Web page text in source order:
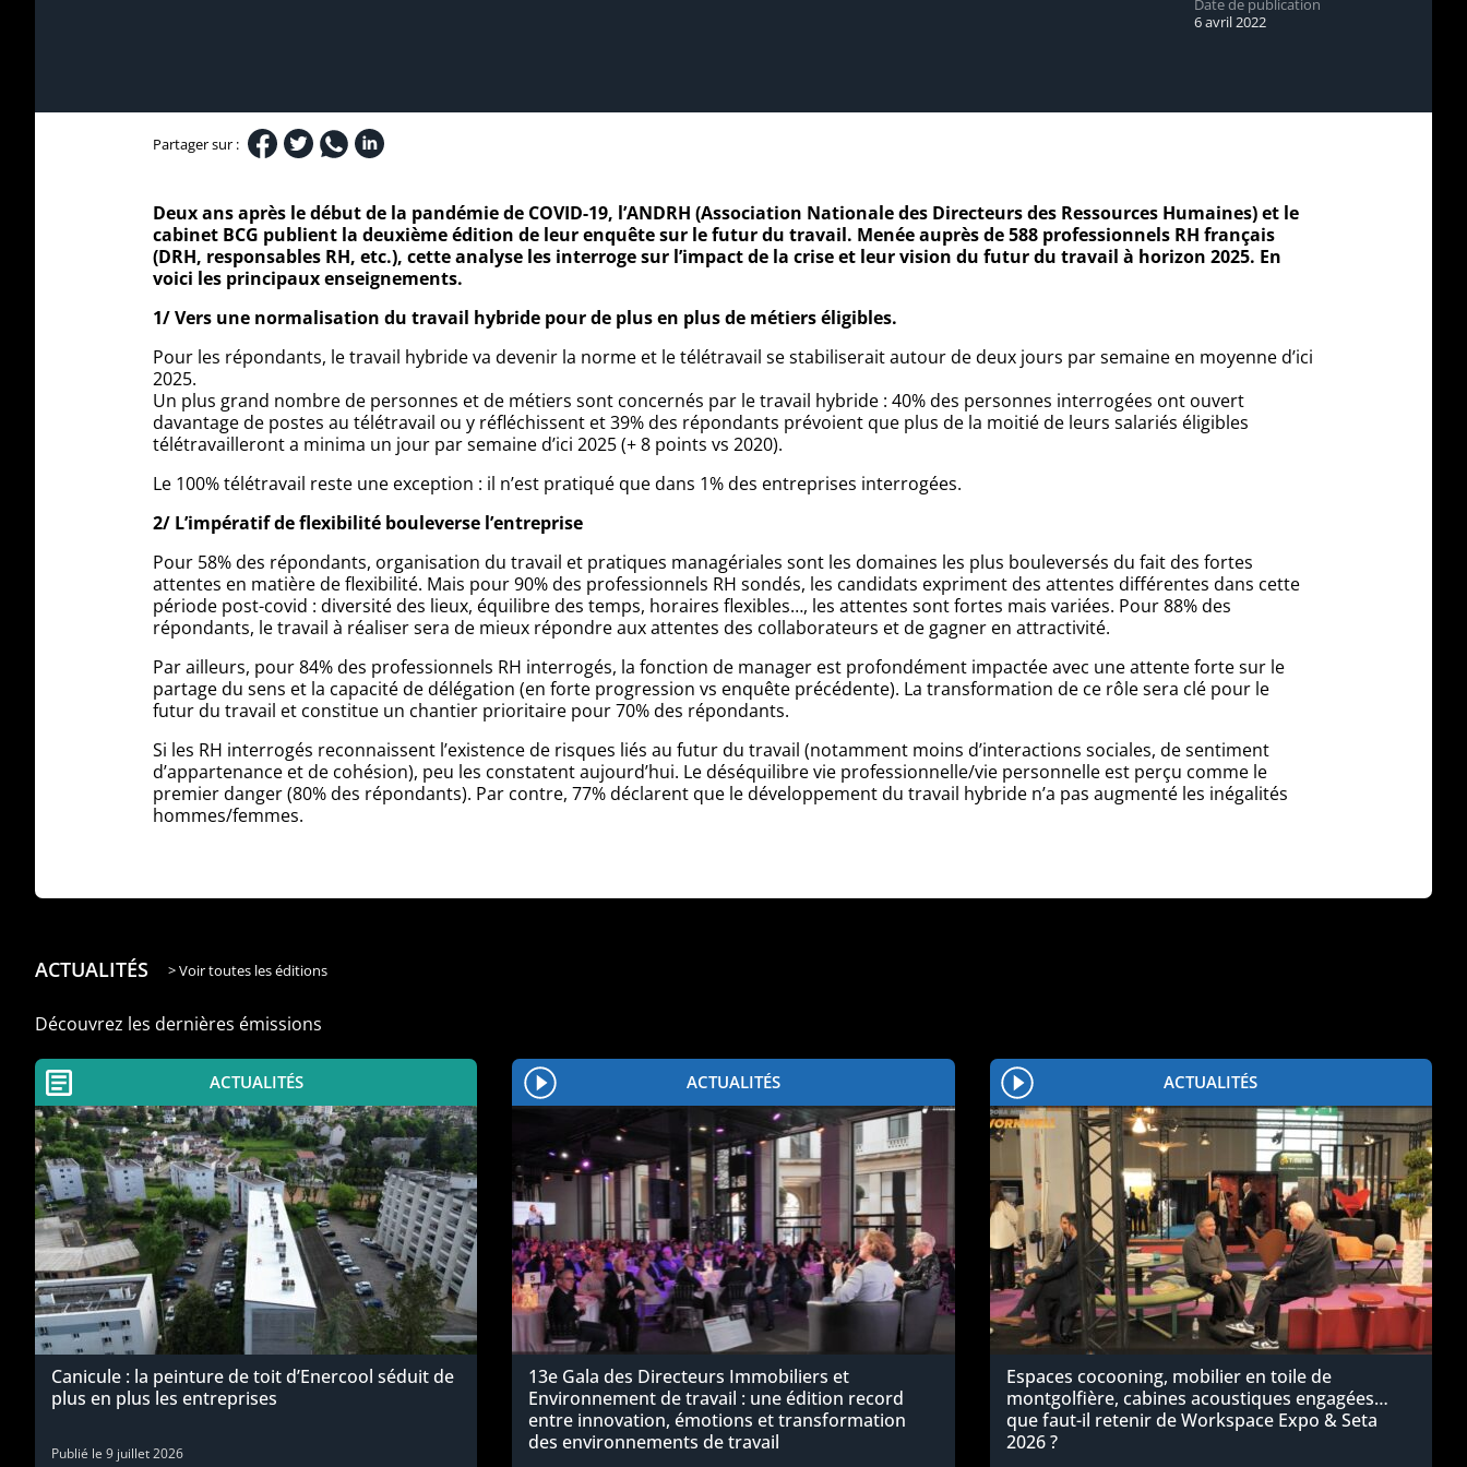
Date de publication
6 avril 2022
Partager sur :
Deux ans après le début de la pandémie de COVID-19, l’ANDRH (Association Nationale des Directeurs des Ressources Humaines) et le
cabinet BCG publient la deuxième édition de leur enquête sur le futur du travail. Menée auprès de 588 professionnels RH français
(DRH, responsables RH, etc.), cette analyse les interroge sur l’impact de la crise et leur vision du futur du travail à horizon 2025. En
voici les principaux enseignements.
1/ Vers une normalisation du travail hybride pour de plus en plus de métiers éligibles.
Pour les répondants, le travail hybride va devenir la norme et le télétravail se stabiliserait autour de deux jours par semaine en moyenne d’ici
2025.
Un plus grand nombre de personnes et de métiers sont concernés par le travail hybride : 40% des personnes interrogées ont ouvert
davantage de postes au télétravail ou y réfléchissent et 39% des répondants prévoient que plus de la moitié de leurs salariés éligibles
télétravailleront a minima un jour par semaine d’ici 2025 (+ 8 points vs 2020).
Le 100% télétravail reste une exception : il n’est pratiqué que dans 1% des entreprises interrogées.
2/ L’impératif de flexibilité bouleverse l’entreprise
Pour 58% des répondants, organisation du travail et pratiques managériales sont les domaines les plus bouleversés du fait des fortes
attentes en matière de flexibilité. Mais pour 90% des professionnels RH sondés, les candidats expriment des attentes différentes dans cette
période post-covid : diversité des lieux, équilibre des temps, horaires flexibles…, les attentes sont fortes mais variées. Pour 88% des
répondants, le travail à réaliser sera de mieux répondre aux attentes des collaborateurs et de gagner en attractivité.
Par ailleurs, pour 84% des professionnels RH interrogés, la fonction de manager est profondément impactée avec une attente forte sur le
partage du sens et la capacité de délégation (en forte progression vs enquête précédente). La transformation de ce rôle sera clé pour le
futur du travail et constitue un chantier prioritaire pour 70% des répondants.
Si les RH interrogés reconnaissent l’existence de risques liés au futur du travail (notamment moins d’interactions sociales, de sentiment
d’appartenance et de cohésion), peu les constatent aujourd’hui. Le déséquilibre vie professionnelle/vie personnelle est perçu comme le
premier danger (80% des répondants). Par contre, 77% déclarent que le développement du travail hybride n’a pas augmenté les inégalités
hommes/femmes.
ACTUALITÉS > Voir toutes les éditions
Découvrez les dernières émissions
ACTUALITÉS
Canicule : la peinture de toit d’Enercool séduit de
plus en plus les entreprises
Publié le 9 juillet 2026
ACTUALITÉS
13e Gala des Directeurs Immobiliers et
Environnement de travail : une édition record
entre innovation, émotions et transformation
des environnements de travail
ACTUALITÉS
Espaces cocooning, mobilier en toile de
montgolfière, cabines acoustiques engagées…
que faut-il retenir de Workspace Expo & Seta
2026 ?